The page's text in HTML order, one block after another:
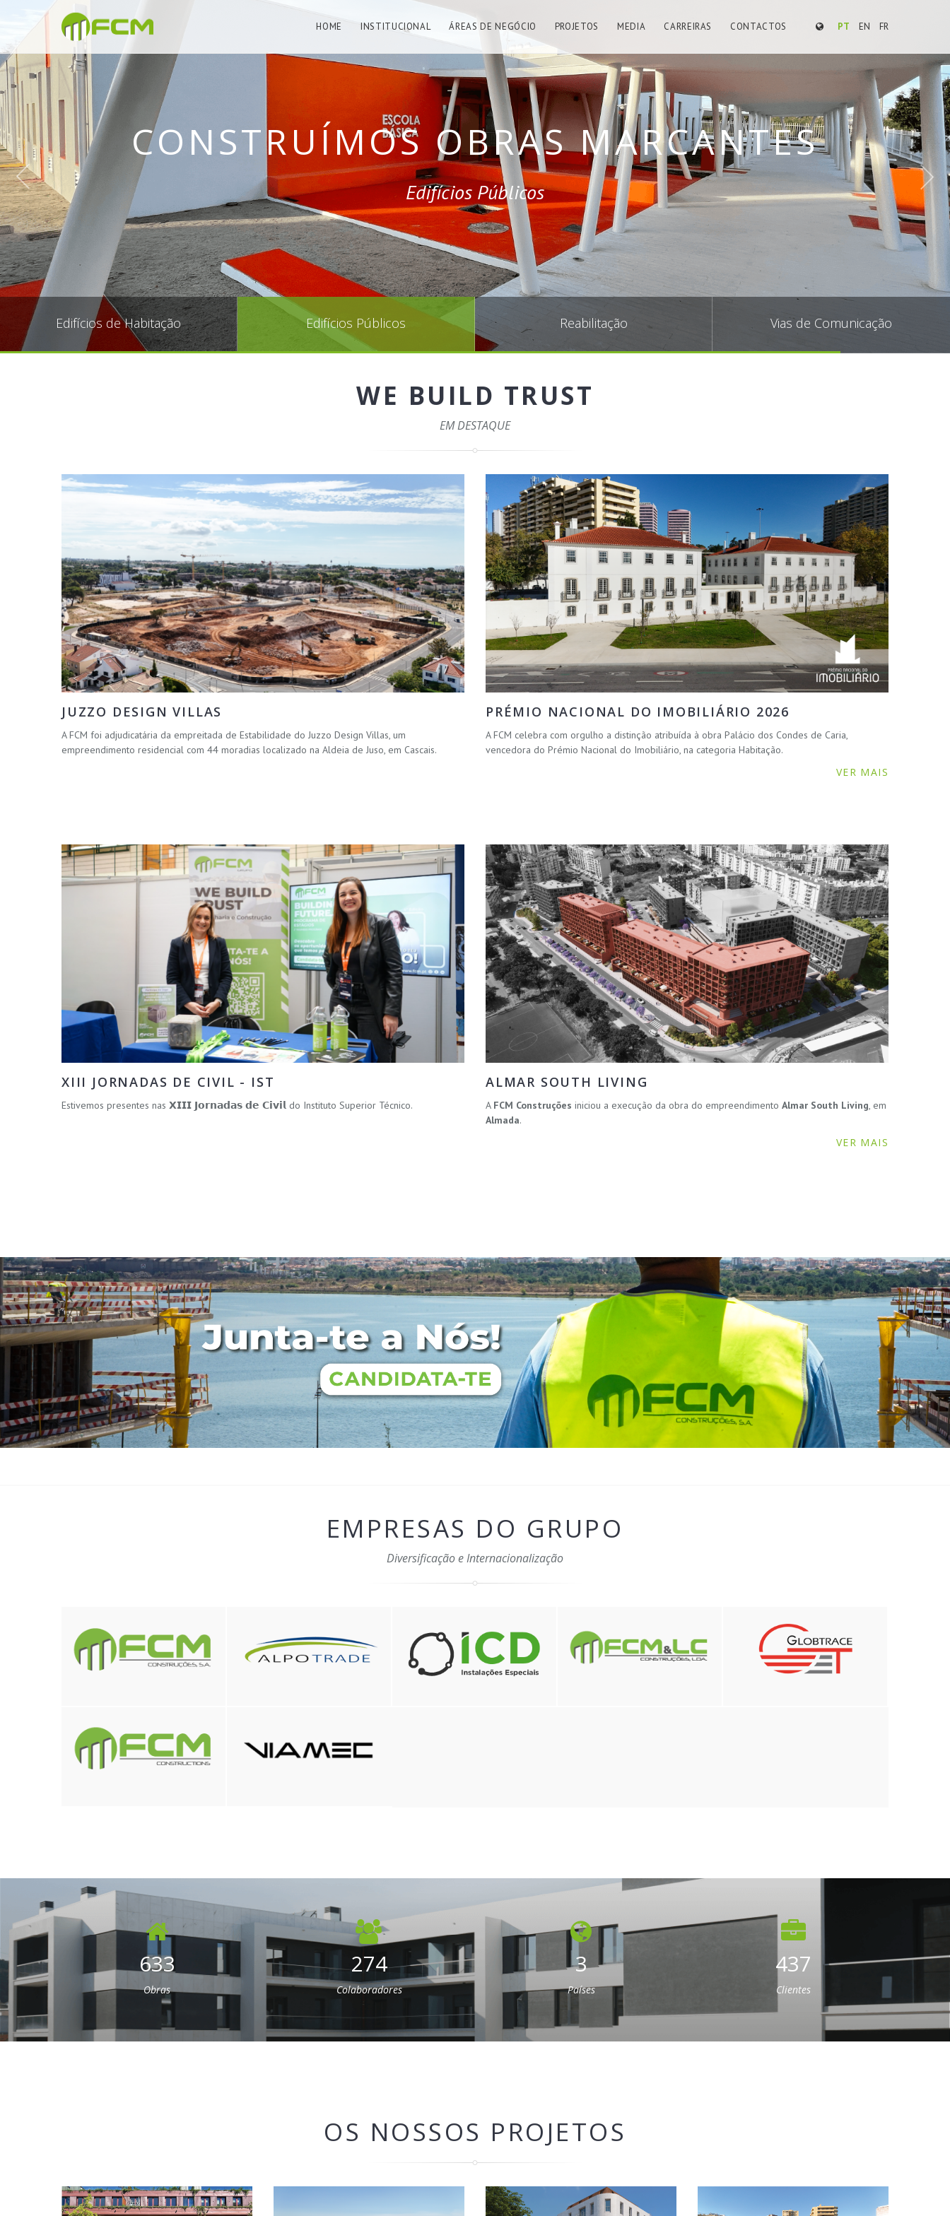
PT EN FR
HOME INSTITUCIONAL ÁREAS DE NEGÓCIO PROJETOS MEDIA CARREIRAS CONTACTOS
CONSTRUÍMOS QUALIDADE DE VIDA
Edifícios de Habitação Edifícios Públicos Reabilitação Vias de Comunicação
WE BUILD TRUST
EM DESTAQUE
JUZZO DESIGN VILLAS
A FCM foi adjudicatária da empreitada de Estabilidade do Juzzo Design Villas, um
empreendimento residencial com 44 moradias localizado na Aldeia de Juso, em Cascais.
PRÉMIO NACIONAL DO IMOBILIÁRIO 2026
A FCM celebra com orgulho a distinção atribuída à obra Palácio dos Condes de Caria,
vencedora do Prémio Nacional do Imobiliário, na categoria Habitação.
VER MAIS
XIII JORNADAS DE CIVIL - IST
Estivemos presentes nas 𝗫𝗜𝗜𝗜 𝗝𝗼𝗿𝗻𝗮𝗱𝗮𝘀 𝗱𝗲 𝗖𝗶𝘃𝗶𝗹 do Instituto Superior Técnico.
ALMAR SOUTH LIVING
A FCM Construções iniciou a execução da obra do empreendimento Almar South Living, em
Almada.
VER MAIS
EMPRESAS DO GRUPO
Diversificação e Internacionalização
633
Obras
274
Colaboradores
3
Países
437
Clientes
OS NOSSOS PROJETOS